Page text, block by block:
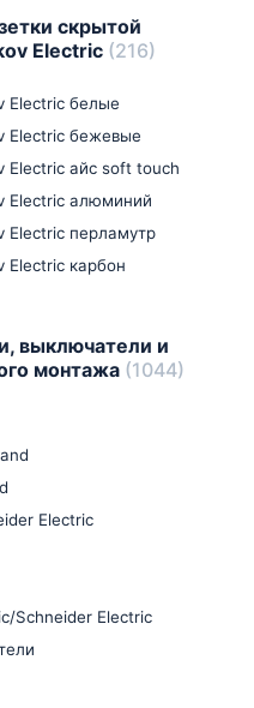
скрытой
Electric (216)
Electric белые
Electric бежевые
Electric айс soft touch
Electric алюминий
Electric перламутр
Electric карбон
выключатели и
монтажа (1044)
Electric
Schneider Electric